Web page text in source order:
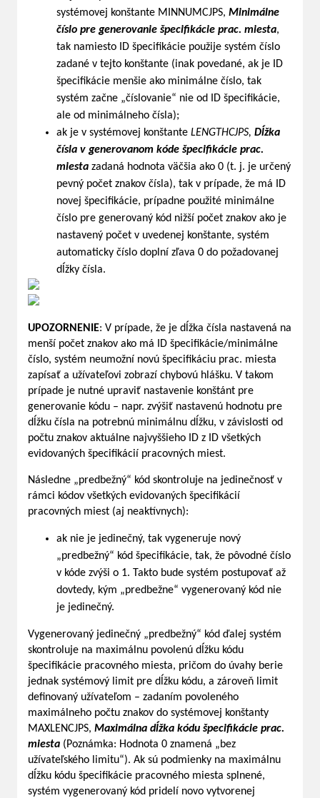
systémovej konštante MINNUMCJPS, Minimálne
číslo pre generovanie špecifikácie prac. miesta,
tak namiesto ID špecifikácie použije systém číslo
zadané v tejto konštante (inak povedané, ak je ID
špecifikácie menšie ako minimálne číslo, tak
systém začne „číslovanie“ nie od ID špecifikácie,
ale od minimálneho čísla);
ak je v systémovej konštante LENGTHCJPS, Dĺžka
čísla v generovanom kóde špecifikácie prac.
miesta zadaná hodnota väčšia ako 0 (t. j. je určený
pevný počet znakov čísla), tak v prípade, že má ID
novej špecifikácie, prípadne použité minimálne
číslo pre generovaný kód nižší počet znakov ako je
nastavený počet v uvedenej konštante, systém
automaticky číslo doplní zľava 0 do požadovanej
dĺžky čísla.
UPOZORNENIE: V prípade, že je dĺžka čísla nastavená na
menší počet znakov ako má ID špecifikácie/minimálne
číslo, systém neumožní novú špecifikáciu prac. miesta
zapísať a užívateľovi zobrazí chybovú hlášku. V takom
prípade je nutné upraviť nastavenie konštánt pre
generovanie kódu – napr. zvýšiť nastavenú hodnotu pre
dĺžku čísla na potrebnú minimálnu dĺžku, v závislosti od
počtu znakov aktuálne najvyššieho ID z ID všetkých
evidovaných špecifikácií pracovných miest.
Následne „predbežný“ kód skontroluje na jedinečnosť v
rámci kódov všetkých evidovaných špecifikácií
pracovných miest (aj neaktívnych):
ak nie je jedinečný, tak vygeneruje nový
„predbežný“ kód špecifikácie, tak, že pôvodné číslo
v kóde zvýši o 1. Takto bude systém postupovať až
dovtedy, kým „predbežne“ vygenerovaný kód nie
je jedinečný.
Vygenerovaný jedinečný „predbežný“ kód ďalej systém
skontroluje na maximálnu povolenú dĺžku kódu
špecifikácie pracovného miesta, pričom do úvahy berie
jednak systémový limit pre dĺžku kódu, a zároveň limit
definovaný užívateľom – zadaním povoleného
maximálneho počtu znakov do systémovej konštanty
MAXLENCJPS, Maximálna dĺžka kódu špecifikácie prac.
miesta (Poznámka: Hodnota 0 znamená „bez
užívateľského limitu“). Ak sú podmienky na maximálnu
dĺžku kódu špecifikácie pracovného miesta splnené,
systém vygenerovaný kód pridelí novo vytvorenej